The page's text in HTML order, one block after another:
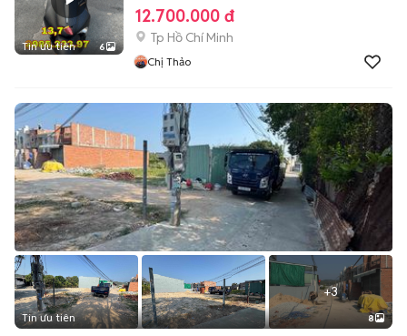
Tin ưu tiên 6
12.700.000 đ
Tp Hồ Chí Minh
Chị Thảo
+3
Tin ưu tiên 8